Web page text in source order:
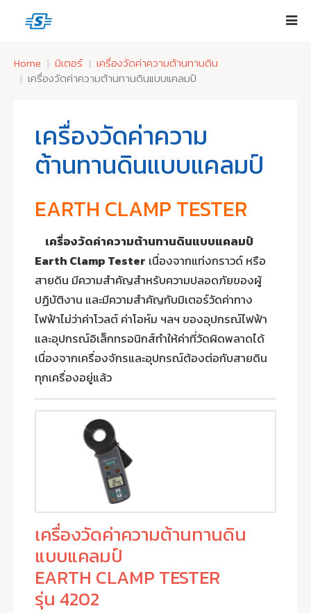
Home มิเตอร์
เครื่องวัดค่าความต้านทานดิน
เครื่องวัดค่าความต้านทานดินแบบแคลมป์
เครื่องวัดค่าความ
ต้านทานดินแบบแคลมป์
EARTH CLAMP TESTER
เครื่องวัดค่าความต้านทานดินแบบแคลมป์
Earth Clamp Tester เนื่องจากแท่งกราวด์ หรือ
สายดิน มีความสำคัญสำหรับความปลอดภัยของผู้
ปฏิบัติงาน และมีความสำคัญกับมิเตอร์วัดค่าทาง
ไฟฟ้าไม่ว่าค่าโวลต์ ค่าโอห์ม ฯลฯ ของอุปกรณ์ไฟฟ้า
และอุปกรณ์อิเล็กทรอนิกส์ทำให้ค่าที่วัดผิดพลาดได้
เนื่องจากเครื่องจักรและอุปกรณ์ต้องต่อกับสายดิน
ทุกเครื่องอยู่แล้ว
เครื่องวัดค่าความต้านทานดิน
แบบแคลมป์
EARTH CLAMP TESTER
รุ่น 4202